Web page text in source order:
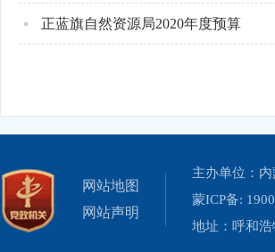
正蓝旗自然资源局2020年度预算
网站地图
网站声明
主办单位：
蒙ICP备:
地址：呼和